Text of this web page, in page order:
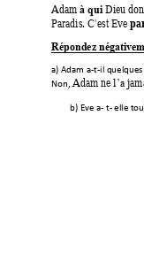
Adam à qui Dieu
Paradis. C'est Eve
Répondez
a) Adam a-t-il quelques
Non, Adam ne l’a
b) Eve a- t- elle to